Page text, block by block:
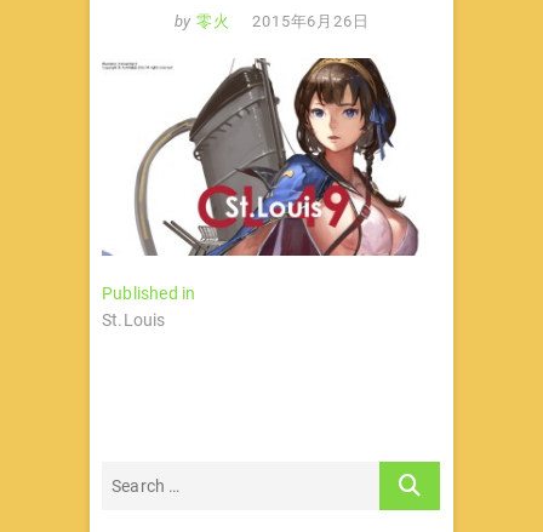
by 零火 2015年6月26日
文
章
Published in
St.Louis